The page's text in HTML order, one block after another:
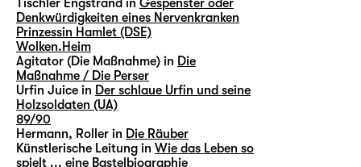
Tischler Engstrand in Gespenster oder
Denkwürdigkeiten eines Nervenkranken
Prinzessin Hamlet (DSE)
Wolken.Heim
Agitator (Die Maßnahme) in Die
Maßnahme / Die Perser
Urfin Juice in Der schlaue Urfin und seine
Holzsoldaten (UA)
89/90
Hermann, Roller in Die Räuber
Künstlerische Leitung in Wie das Leben so
spielt ... eine Bastelbiographie